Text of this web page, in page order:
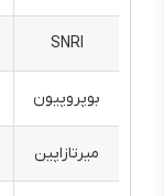
SNRI
بوپروپیون
میرتازاپین